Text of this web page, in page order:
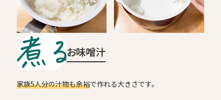
お味噌汁
家族5人分の汁物も余裕で作れる大きさです。